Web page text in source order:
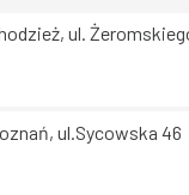
ul.
ul.Sycowska 46